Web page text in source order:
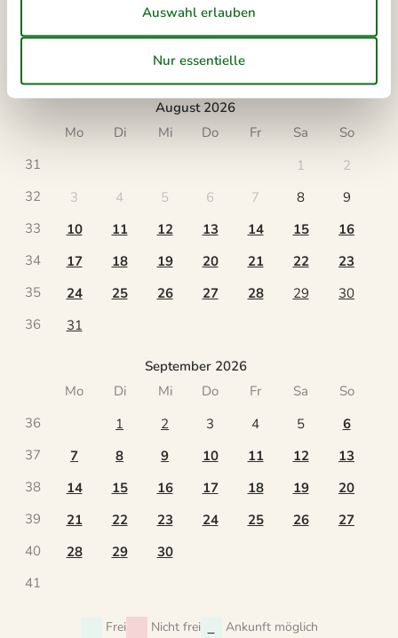
Ankunft
August 2026
Mo
Di Mi Do Fr Sa
So
31
1
2
32
3 4 5 6 7 8
9
33
10 11 12 13 14 15
16
34
17 18 19 20 21 22
23
35
24 25 26 27 28 29
30
36
31
September 2026
Mo
Di Mi Do Fr Sa
So
36
1 2 3 4 5
6
37
7 8 9 10 11 12
13
38
14 15 16 17 18 19
20
39
21 22 23 24 25 26
27
40
28 29
30
41
Frei Nicht frei Ankunft möglich